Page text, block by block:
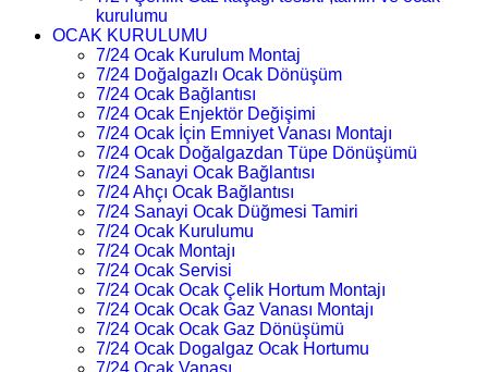
kurulumu
OCAK KURULUMU
7/24 Ocak Kurulum Montaj
7/24 Doğalgazlı Ocak Dönüşüm
7/24 Ocak Bağlantısı
7/24 Ocak Enjektör Değişimi
7/24 Ocak İçin Emniyet Vanası Montajı
7/24 Ocak Doğalgazdan Tüpe Dönüşümü
7/24 Sanayi Ocak Bağlantısı
7/24 Ahçı Ocak Bağlantısı
7/24 Sanayi Ocak Düğmesi Tamiri
7/24 Ocak Kurulumu
7/24 Ocak Montajı
7/24 Ocak Servisi
7/24 Ocak Ocak Çelik Hortum Montajı
7/24 Ocak Ocak Gaz Vanası Montajı
7/24 Ocak Ocak Gaz Dönüşümü
7/24 Ocak Dogalgaz Ocak Hortumu
7/24 Ocak Vanası